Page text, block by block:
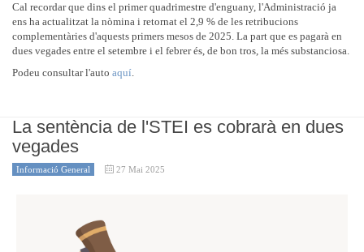
Cal recordar que dins el primer quadrimestre d'enguany, l'Administració ja
ens ha actualitzat la nòmina i retornat el 2,9 % de les retribucions
complementàries d'aquests primers mesos de 2025. La part que es pagarà en
dues vegades entre el setembre i el febrer és, de bon tros, la més substanciosa.
Podeu consultar l'auto aquí.
La sentència de l'STEI es cobrarà en dues
vegades
Informació General 27 Mai 2025